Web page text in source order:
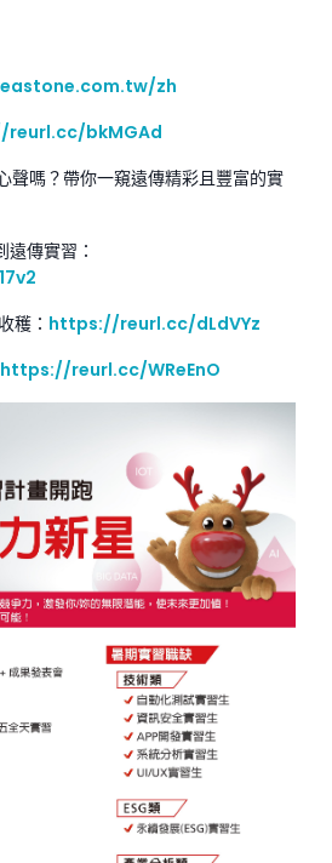
zh
bkMGAd
聲嗎？帶你一窺遠傳精彩且豐富的實
傳實習：
穫： https://reurl.cc/dLdVYz
https://reurl.cc/WReEnO